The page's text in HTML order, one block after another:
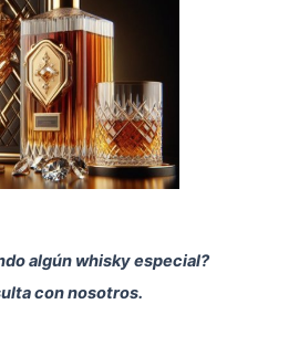
algún whisky especial?
con nosotros.